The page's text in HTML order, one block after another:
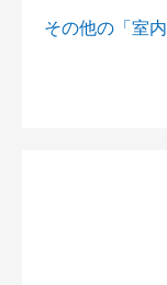
その他の「室